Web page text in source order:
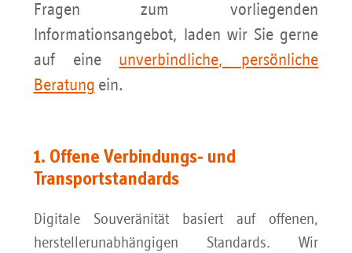
Beratung buchen
Fragen zum vorliegenden
Informationsangebot, laden wir Sie gerne
auf eine unverbindliche, persönliche
Beratung ein.
1. Offene Verbindungs- und
Transportstandards
Digitale Souveränität basiert auf offenen,
herstellerunabhängigen Standards. Wir